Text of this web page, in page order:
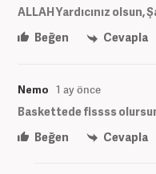
ALLAH Yardıcınız olsun,
Beğen
Cevapla
Nemo 1 ay önce
Baskettede fissss
Beğen
Cevapla